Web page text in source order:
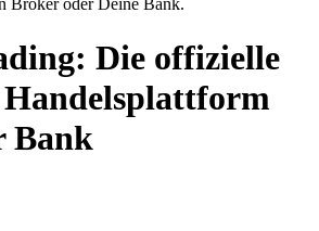
Broker oder Deine Bank.
Die offizielle
Bank